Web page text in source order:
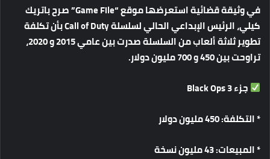
فيوثيقةقضائيةاستعرضهاموقع“Game File” صرحباتريك
كيلي،الرئيسالإبداعيالحاليلسلسلة بأنتكلفة
تطويرثلاثةألعابمنالسلسلةصدرتبينعامي و
،
تراوحتبين و مليوندولار.
جزءBlack Ops 3
*التكلفة: 450 مليوندولار
*المبيعات: 43 مليوننسخة